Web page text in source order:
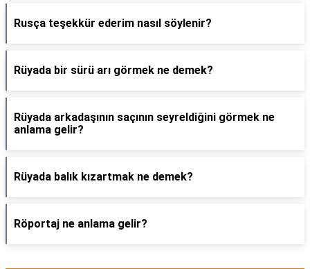
Rusça teşekkür ederim nasıl söylenir?
Rüyada bir sürü arı görmek ne demek?
Rüyada arkadaşının saçının seyreldiğini görmek ne
anlama gelir?
Rüyada balık kızartmak ne demek?
Röportaj ne anlama gelir?